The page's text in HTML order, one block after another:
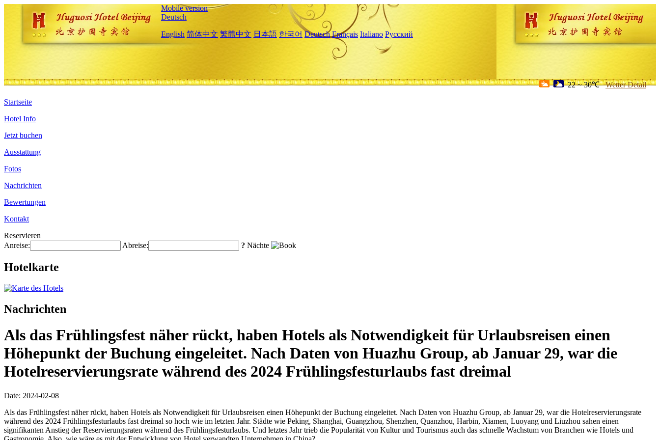
Mobile version
Deutsch
English 简体中文 繁體中文 日本語 한국어 Deutsch Français Italiano Русский
22 ~ 30℃ Wetter Detail
Startseite
Hotel Info
Jetzt buchen
Ausstattung
Fotos
Nachrichten
Bewertungen
Kontakt
Reservieren
Anreise:
Abreise: ? Nächte
Hotelkarte
Nachrichten
Als das Frühlingsfest näher rückt, haben Hotels als Notwendigkeit für Urlaubsreisen einen
Höhepunkt der Buchung eingeleitet. Nach Daten von Huazhu Group, ab Januar 29, war die
Hotelreservierungsrate während des 2024 Frühlingsfesturlaubs fast dreimal
Date: 2024-02-08
Als das Frühlingsfest näher rückt, haben Hotels als Notwendigkeit für Urlaubsreisen einen Höhepunkt der Buchung eingeleitet. Nach Daten von Huazhu Group, ab Januar 29, war die Hotelreservierungsrate
während des 2024 Frühlingsfesturlaubs fast dreimal so hoch wie im letzten Jahr. Städte wie Peking, Shanghai, Guangzhou, Shenzhen, Quanzhou, Harbin, Xiamen, Luoyang und Liuzhou sahen einen
signifikanten Anstieg der Reservierungsraten während des Frühlingsfesturlaubs. Und letztes Jahr trieb die Popularität von Kultur und Tourismus auch das schnelle Wachstum von Branchen wie Hotels und